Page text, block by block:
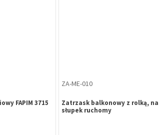
lakier czarny
SZ-GA-009
Szyld okrągły GAMAR lakier czarny
na wkładkę